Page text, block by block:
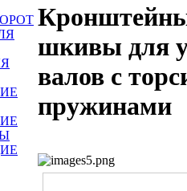
шкивы для
валов с
пружинами